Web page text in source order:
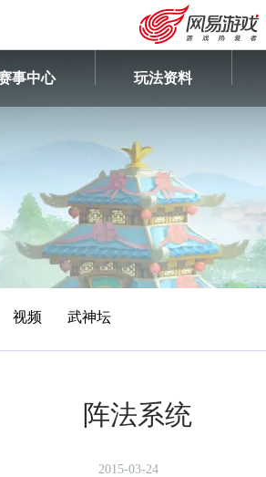
安卓充值 客服中心
事中心 玩法资料
视频 武神坛
阵法系统
2015-03-24